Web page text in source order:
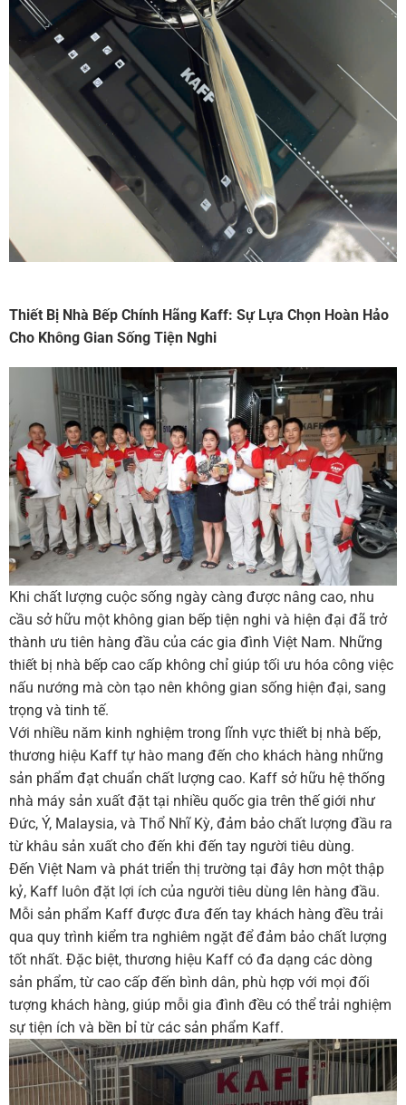
Thiết Bị Nhà Bếp Chính Hãng Kaff: Sự Lựa Chọn Hoàn Hảo
Cho Không Gian Sống Tiện Nghi
Khi chất lượng cuộc sống ngày càng được nâng cao, nhu
cầu sở hữu một không gian bếp tiện nghi và hiện đại đã trở
thành ưu tiên hàng đầu của các gia đình Việt Nam. Những
thiết bị nhà bếp cao cấp không chỉ giúp tối ưu hóa công việc
nấu nướng mà còn tạo nên không gian sống hiện đại, sang
trọng và tinh tế.
Với nhiều năm kinh nghiệm trong lĩnh vực thiết bị nhà bếp,
thương hiệu Kaff tự hào mang đến cho khách hàng những
sản phẩm đạt chuẩn chất lượng cao. Kaff sở hữu hệ thống
nhà máy sản xuất đặt tại nhiều quốc gia trên thế giới như
Đức, Ý, Malaysia, và Thổ Nhĩ Kỳ, đảm bảo chất lượng đầu ra
từ khâu sản xuất cho đến khi đến tay người tiêu dùng.
Đến Việt Nam và phát triển thị trường tại đây hơn một thập
kỷ, Kaff luôn đặt lợi ích của người tiêu dùng lên hàng đầu.
Mỗi sản phẩm Kaff được đưa đến tay khách hàng đều trải
qua quy trình kiểm tra nghiêm ngặt để đảm bảo chất lượng
tốt nhất. Đặc biệt, thương hiệu Kaff có đa dạng các dòng
sản phẩm, từ cao cấp đến bình dân, phù hợp với mọi đối
tượng khách hàng, giúp mỗi gia đình đều có thể trải nghiệm
sự tiện ích và bền bỉ từ các sản phẩm Kaff.